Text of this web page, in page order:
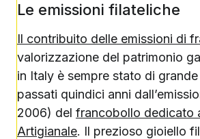
Le emissioni filateliche
Il contribuito delle emissioni di
valorizzazione del patrimonio
in Italy è sempre stato di
passati quindici anni
2006) del francobollo dedicato
Artigianale. Il prezioso gioiello